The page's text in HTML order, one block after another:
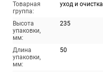
Товарная
группа:
уход и очистка
Высота
упаковки,
мм:
235
Длина
упаковки,
мм:
50